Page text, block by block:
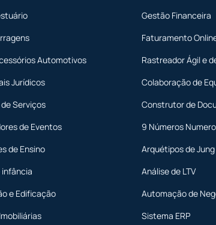
Automotivos
Jurídicos
Serviços
de Eventos
de Ensino
infância
e Edificação
Gestão Financeira
Faturamento
Rastreador Ágil e
Colaboração de
Construtor de
9 Números
Arquétipos de
Análise de LTV
Automação de
Sistema ERP